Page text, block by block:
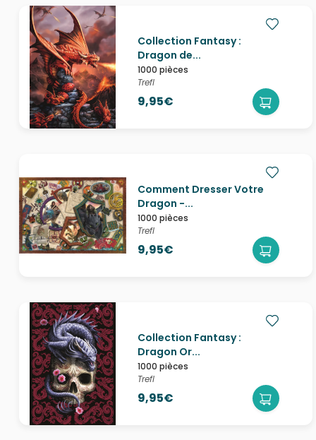
Collection Fantasy :
Dragon de...
1000 pièces
Trefl
9,95€
Comment Dresser Votre
Dragon -...
1000 pièces
Trefl
9,95€
Collection Fantasy :
Dragon Or...
1000 pièces
Trefl
9,95€